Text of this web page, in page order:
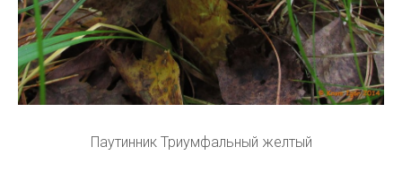
Паутинник Триумфальный желтый